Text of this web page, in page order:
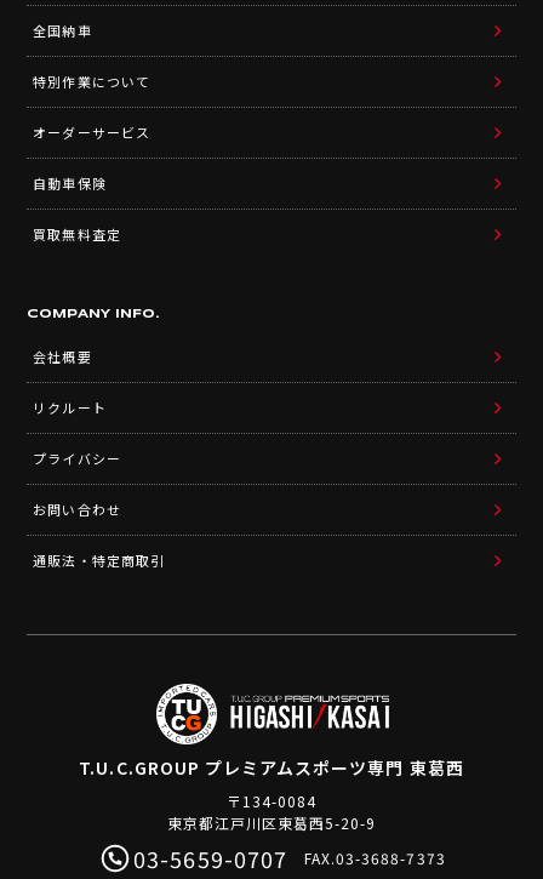
全国納車
特別作業について
オーダーサービス
自動車保険
買取無料査定
COMPANY INFO.
会社概要
リクルート
プライバシー
お問い合わせ
通販法・特定商取引
T.U.C.GROUP プレミアムスポーツ専門 東葛西
〒134-0084
東京都江戸川区東葛西5-20-9
03-5659-0707 FAX.03-3688-7373